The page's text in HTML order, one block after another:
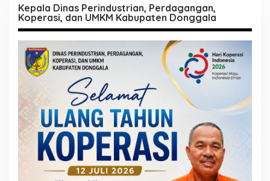
Kepala Dinas Perindustrian, Perdagangan,
Koperasi, dan UMKM Kabupaten Donggala